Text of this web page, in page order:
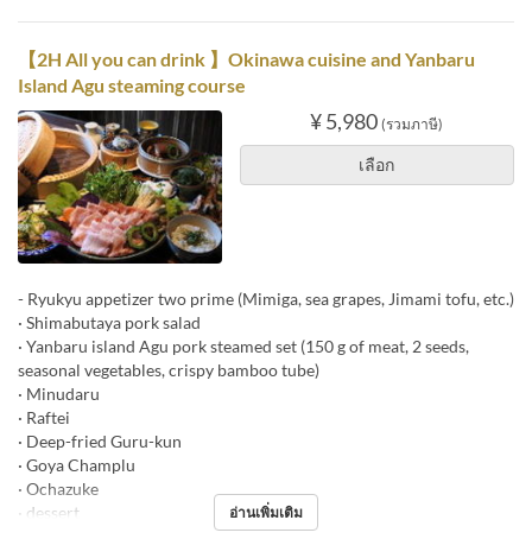
【2H All you can drink 】Okinawa cuisine and Yanbaru
Island Agu steaming course
¥ 5,980 (รวมภาษี)
เลือก
- Ryukyu appetizer two prime (Mimiga, sea grapes, Jimami tofu, etc.)
· Shimabutaya pork salad
· Yanbaru island Agu pork steamed set (150 g of meat, 2 seeds,
seasonal vegetables, crispy bamboo tube)
· Minudaru
· Raftei
· Deep-fried Guru-kun
· Goya Champlu
· Ochazuke
· dessert
อ่านเพิ่มเติม